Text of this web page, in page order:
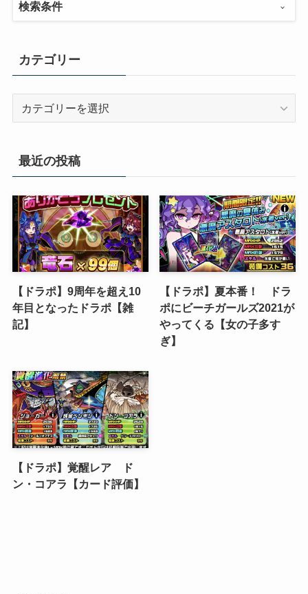
検索条件
カテゴリー
リ
最近の投稿
【ドラポ】9周年を超え10
年目となったドラポ【雑
記】
【ドラポ】夏本番！ ドラ
ポにビーチガールズ2021が
やってくる【女の子多す
ぎ】
【ドラポ】覚醒レア ド
ン・コアラ【カード評価】